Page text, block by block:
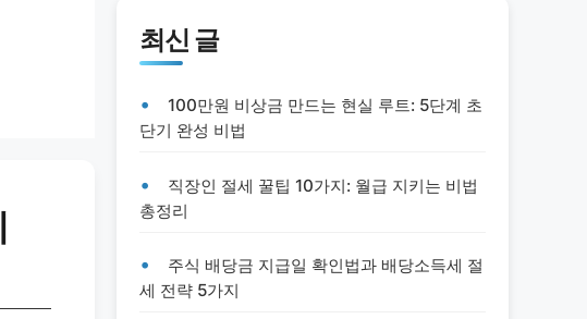
최신 글
100만원 비상금 만드는 현실 루트: 5단계 초
단기 완성 비법
직장인 절세 꿀팁 10가지: 월급 지키는 비법
총정리
주식 배당금 지급일 확인법과 배당소득세 절
세 전략 5가지